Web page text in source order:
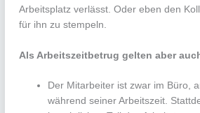
Arbeitsplatz verlässt. Oder eben den
für ihn zu stempeln.
Als Arbeitszeitbetrug gelten aber
Der Mitarbeiter ist zwar im Büro,
während seiner Arbeitszeit.